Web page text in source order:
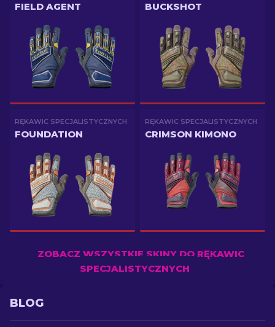
FIELD AGENT BUCKSHOT
RĘKAWIC SPECJALISTYCZNYCH
FOUNDATION
RĘKAWIC SPECJALISTYCZNYCH
CRIMSON KIMONO
ZOBACZ WSZYSTKIE SKINY DO RĘKAWIC
SPECJALISTYCZNYCH
BLOG